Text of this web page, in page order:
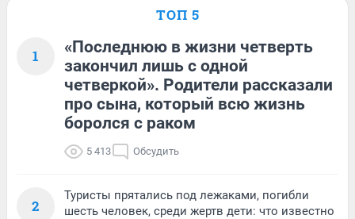
ТОП 5
1
«Последнюю в жизни четверть
закончил лишь с одной
четверкой». Родители рассказали
про сына, который всю жизнь
боролся с раком
5 413 Обсудить
2
Туристы прятались под лежаками, погибли
шесть человек, среди жертв дети: что известно